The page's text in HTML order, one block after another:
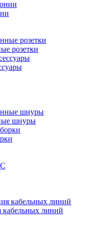
розетки
шнуры
кабельных линий